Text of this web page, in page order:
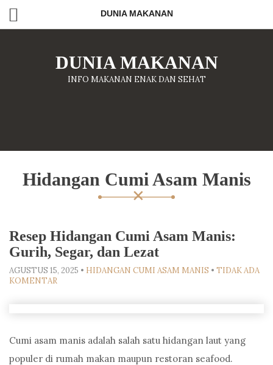
DUNIA MAKANAN
DUNIA MAKANAN
INFO MAKANAN ENAK DAN SEHAT
Hidangan Cumi Asam Manis
Resep Hidangan Cumi Asam Manis:
Gurih, Segar, dan Lezat
AGUSTUS 15, 2025 • HIDANGAN CUMI ASAM MANIS • TIDAK ADA
KOMENTAR
Cumi asam manis adalah salah satu hidangan laut yang
populer di rumah makan maupun restoran seafood.